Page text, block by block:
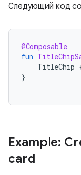
Следующий код
@Composable
fun
TitleChip
}
Example:
card